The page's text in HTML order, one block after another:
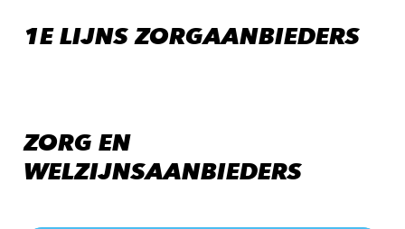
1E LIJNS ZORGAANBIEDERS
ZORG EN
WELZIJNSAANBIEDERS